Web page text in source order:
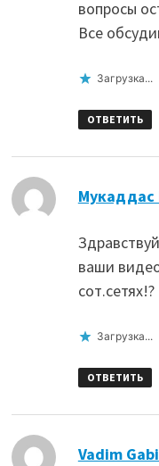
вопросы
Все
Загрузка...
ОТВЕТИТЬ
Мукаддас
ваши
сот.сетях!?
Загрузка...
ОТВЕТИТЬ
Vadim